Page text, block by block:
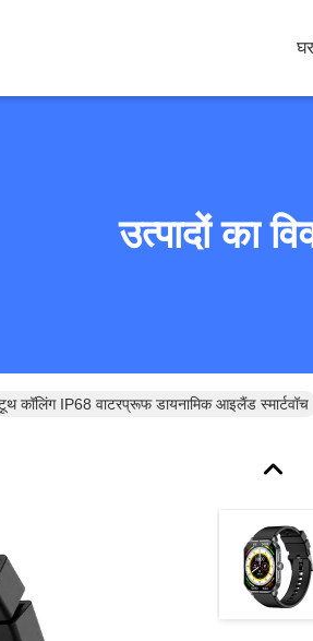
घर
उत्पादों का
कॉलिंग IP68 वाटरप्रूफ डायनामिक आइलैंड स्मार्टवॉच